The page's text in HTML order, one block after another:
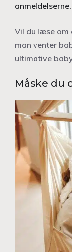
anmeldelserne.
Vil du læse om
man venter
ultimative
Måske du